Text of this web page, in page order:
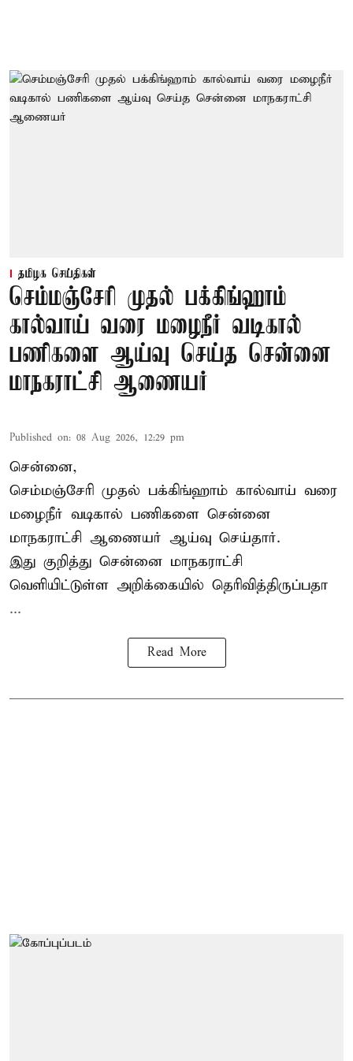
தமிழக செய்திகள்
செம்மஞ்சேரி முதல் பக்கிங்ஹாம்
கால்வாய் வரை மழைநீர் வடிகால்
பணிகளை ஆய்வு செய்த சென்னை
மாநகராட்சி ஆணையர்
Published on: 08 Aug 2026, 12:29 pm
சென்னை,
செம்மஞ்சேரி முதல் பக்கிங்ஹாம் கால்வாய் வரை
மழைநீர் வடிகால் பணிகளை சென்னை
மாநகராட்சி ஆணையர் ஆய்வு செய்தார்.
இது குறித்து சென்னை மாநகராட்சி
வெளியிட்டுள்ள அறிக்கையில் தெரிவித்திருப்பதா
...
Read More